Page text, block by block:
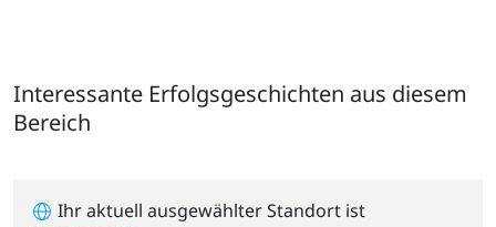
Interessante Erfolgsgeschichten aus diesem
Bereich
Ihr aktuell ausgewählter Standort ist